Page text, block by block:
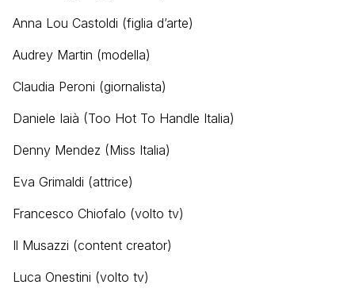
Anna Lou Castoldi (figlia d’arte)
Audrey Martin (modella)
Claudia Peroni (giornalista)
Daniele Iaià (Too Hot To Handle Italia)
Denny Mendez (Miss Italia)
Eva Grimaldi (attrice)
Francesco Chiofalo (volto tv)
Il Musazzi (content creator)
Luca Onestini (volto tv)